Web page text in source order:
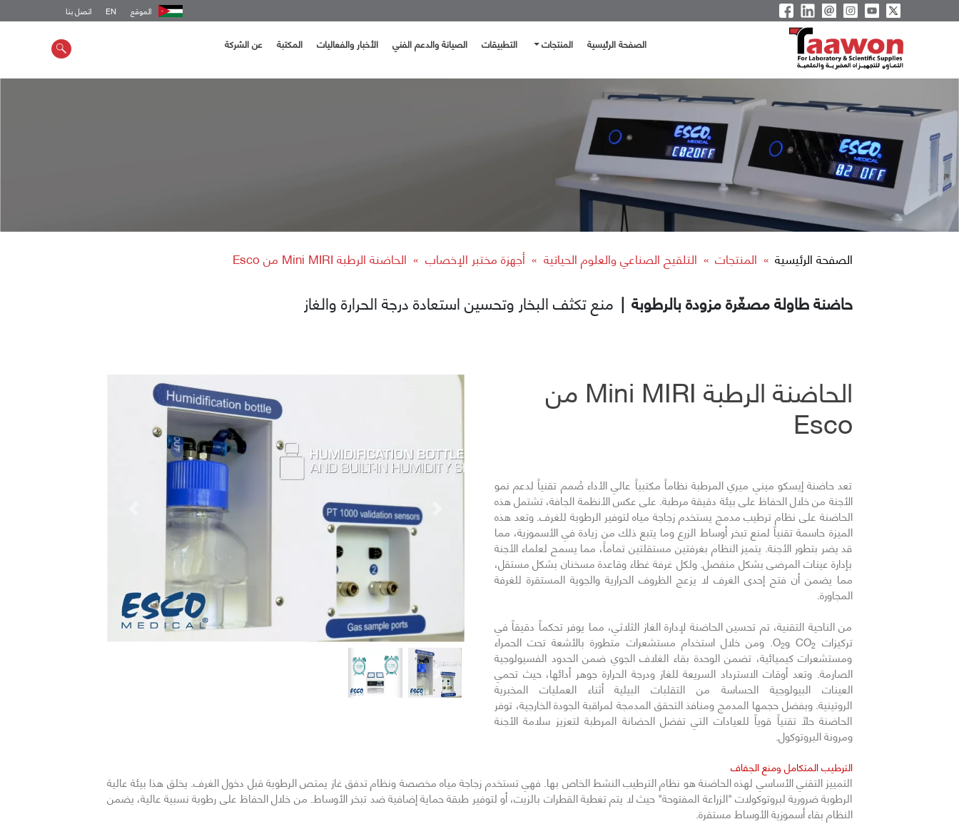
اتصل بنا EN الموقع
الصفحة الرئيسية المنتجات التطبيقات الصيانة والدعم الفني الأخبار والفعاليات المكتبة عن الشركة
الصفحة الرئيسية » المنتجات » التلقيح الصناعي والعلوم الحياتية » أجهزة مختبر الإخصاب » الحاضنة الرطبة Mini MIRI من Esco
حاضنة طاولة مصغّرة مزودة بالرطوبة | منع تكثف البخار وتحسين استعادة درجة الحرارة والغاز
التالي
التالي
الحاضنة الرطبة Mini MIRI من
Esco
تعد حاضنة إيسكو ميني ميري المرطبة نظاماً مكتبياً عالي الأداء صُمم تقنياً لدعم نمو
الأجنة من خلال الحفاظ على بيئة دقيقة مرطبة. على عكس الأنظمة الجافة، تشتمل هذه
الحاضنة على نظام ترطيب مدمج يستخدم زجاجة مياه لتوفير الرطوبة للغرف. وتعد هذه
الميزة حاسمة تقنياً لمنع تبخر أوساط الزرع وما يتبع ذلك من زيادة في الأسموزية، مما
قد يضر بتطور الأجنة. يتميز النظام بغرفتين مستقلتين تماماً، مما يسمح لعلماء الأجنة
بإدارة عينات المرضى بشكل منفصل. ولكل غرفة غطاء وقاعدة مسخنان بشكل مستقل،
مما يضمن أن فتح إحدى الغرف لا يزعج الظروف الحرارية والجوية المستقرة للغرفة
المجاورة.
من الناحية التقنية، تم تحسين الحاضنة لإدارة الغاز الثلاثي، مما يوفر تحكماً دقيقاً في
تركيزات CO 2 وO2 . ومن خلال استخدام مستشعرات متطورة بالأشعة تحت الحمراء
ومستشعرات كيميائية، تضمن الوحدة بقاء الغلاف الجوي ضمن الحدود الفسيولوجية
الصارمة. وتعد أوقات الاسترداد السريعة للغاز ودرجة الحرارة جوهر أدائها، حيث تحمي
العينات البيولوجية الحساسة من التقلبات البيئية أثناء العمليات المخبرية
الروتينية. وبفضل حجمها المدمج ومنافذ التحقق المدمجة لمراقبة الجودة الخارجية، توفر
الحاضنة حلاً تقنياً قوياً للعيادات التي تفضل الحضانة المرطبة لتعزيز سلامة الأجنة
ومرونة البروتوكول.
الترطيب المتكامل ومنع الجفاف
التمييز التقني الأساسي لهذه الحاضنة هو نظام الترطيب النشط الخاص بها. فهي تستخدم زجاجة مياه مخصصة ونظام تدفق غاز يمتص الرطوبة قبل دخول الغرف. يخلق هذا بيئة عالية
الرطوبة ضرورية لبروتوكولات "الزراعة المفتوحة" حيث لا يتم تغطية القطرات بالزيت، أو لتوفير طبقة حماية إضافية ضد تبخر الأوساط. من خلال الحفاظ على رطوبة نسبية عالية، يضمن
النظام بقاء أسموزية الأوساط مستقرة.